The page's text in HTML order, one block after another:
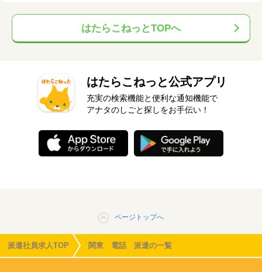
はたらこねっとTOPへ
はたらこねっと公式アプリ
充実の検索機能と便利な通知機能で
アナタのしごと探しをお手伝い！
ページトップへ
派遣社員求人TOP 関東 電話 派遣の一覧